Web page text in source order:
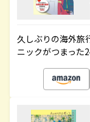
久しぶりの海外旅
ニックがつまった